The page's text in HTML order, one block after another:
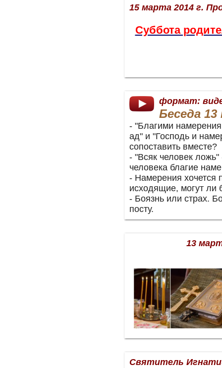
15 марта 2014 г.
Суббота
формат:
Беседа
- "Благими
ад" и "Господь и
сопоставить вместе?
- "Всяк человек ложь"
человека благие
- Намерения хочется
исходящие, могут ли
- Боязнь или страх.
посту.
13
Святитель